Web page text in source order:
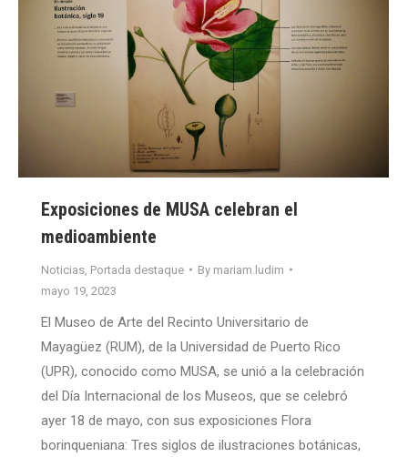
Exposiciones de MUSA celebran el
medioambiente
Noticias Portada destaque By mariam.ludim
mayo 19, 2023
El Museo de Arte del Recinto Universitario de
Mayagüez (RUM), de la Universidad de Puerto Rico
(UPR), conocido como MUSA, se unió a la celebración
del Día Internacional de los Museos, que se celebró
ayer 18 de mayo, con sus exposiciones Flora
borinqueniana: Tres siglos de ilustraciones botánicas,